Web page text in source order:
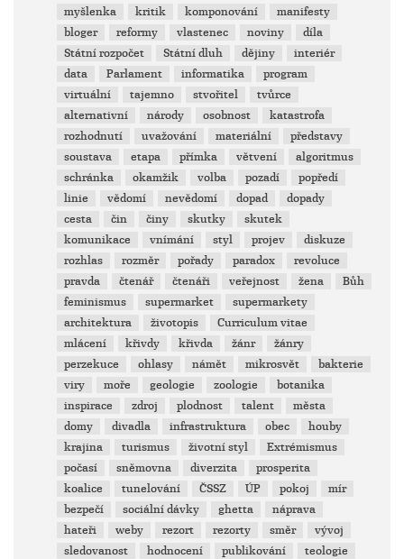
myšlenka
kritik komponování
manifesty
bloger
reformy vlastenec noviny
díla
Státní rozpočet
Státní dluh dějiny
interiér
data
Parlament informatika
program
virtuální
tajemno stvořitel
tvůrce
alternativní
národy osobnost
katastrofa
rozhodnutí
uvažování materiální
představy
soustava
etapa přímka větvení
algoritmus
schránka
okamžik volba pozadí
popředí
linie
vědomí nevědomí dopad
dopady
cesta
čin činy skutky
skutek
komunikace
vnímání styl projev
diskuze
rozhlas
rozměr pořady paradox
revoluce
pravda
čtenář čtenáři veřejnost žena
Bůh
feminismus
supermarket
supermarkety
architektura
životopis
Curriculum vitae
mlácení
křivdy křivda žánr
žánry
perzekuce
ohlasy námět mikrosvět
bakterie
viry
moře geologie zoologie
botanika
inspirace
zdroj plodnost talent
města
domy
divadla infrastruktura obec
houby
krajina
turismus životní styl
Extrémismus
počasí
sněmovna diverzita
prosperita
koalice
tunelování ČSSZ ÚP pokoj
mír
bezpečí
sociální dávky ghetta
náprava
hateři
weby rezort rezorty směr
vývoj
sledovanost
hodnocení publikování
teologie